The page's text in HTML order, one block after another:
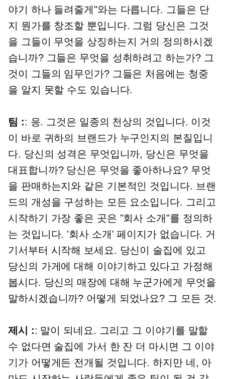
야기 하나 들려줄게"와는 다릅니다. 그들은 단
지 뭔가를 창조할 뿐입니다. 그럼 당신은 그것
을 그들이 무엇을 상징하는지 거의 정의하시겠
습니까? 그들은 무엇을 성취하려고 하는가? 그
것이 그들의 임무인가? 그들은 처음에는 청중
을 알지 못할 수도 있습니다.
팀 :: 응. 그것은 일종의 천상의 것입니다. 이것
이 바로 귀하의 브랜드가 누구인지의 본질입니
다. 당신의 성격은 무엇입니까, 당신은 무엇을
대표합니까? 당신은 무엇을 좋아하나요? 무엇
을 판매하는지와 같은 기본적인 것입니다. 브랜
드의 개성을 구성하는 모든 요소입니다. 그리고
시작하기 가장 좋은 곳은 "회사 소개"를 정의하
는 것입니다. '회사 소개' 페이지가 없습니다. 거
기서부터 시작해 보세요. 당신이 술집에 있고
당신의 가게에 대해 이야기하고 있다고 가정해
봅시다. 당신의 매장에 대해 누군가에게 무엇을
말하시겠습니까? 어떻게 되었나요? 그 모든 것.
제시 :: 말이 되네요. 그리고 그 이야기를 말할
수 없다면 술집에 가서 한 잔 더 마시면 그 이야
기가 어떻게든 전개될 것입니다. 하지만 네, 아